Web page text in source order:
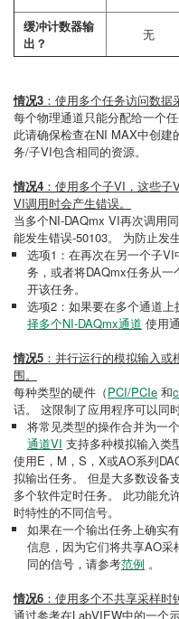
缓冲计数器输
出？
无
情况3 ：使用多个任务访问数据
每个物理通道只能分配给一个
此请确保检查在NI MAX中创
务/子VI包含相同的资源。
情况4 ：使用多个子VI，这些
VI调用时会产生错误。
当多个NI-DAQmx VI再次调用
能发生错误-50103。 为防止发
选项1：在再次在另一个子
务，或者将DAQmx任务从
开该任务。
选项2：如果要在多个通道
择多个NI-DAQmx通道 使用
情况5 ：并行运行的模拟输入
围。
每种类型的硬件（PCI/PCIe 和
话。 这限制了应用程序可以同
将常见类型的操作合并为一
通道VI 支持多种模拟输入类型
使用E，M，S，X或AO系列
拟输出任务。 但是大多数设备
多个软件定时任务。 此功能允
时特性的不同信号。
如果在一个输出任务上确实
信息，因为它们将共享AO
同的信号，请参考范例 。
情况6 ：使用多个不共享采样时
通过参考在LabVIEW中的一个